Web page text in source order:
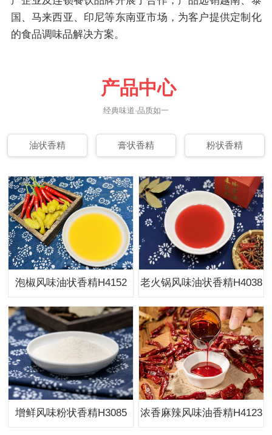
国、马来西亚、印尼等东南亚市场，为客户提供定制化
的食品调味品解决方案。
产品中心
经典味道·品质如一
油状香精 膏状香精 粉状香精
泡椒风味油状香精H4152 老火锅风味油状香精H4038
增鲜风味粉状香精H3085 浓香麻辣风味油香精H4123